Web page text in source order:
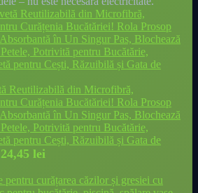
Reutilizabilă din Microfibră,
Curățenia Bucătăriei! Rola Prosop
în Un Singur Pas, Blochează
Potrivită pentru Bucătărie,
pentru Cești, Răzuibilă și Gata de
24,45 lei
prețuri: